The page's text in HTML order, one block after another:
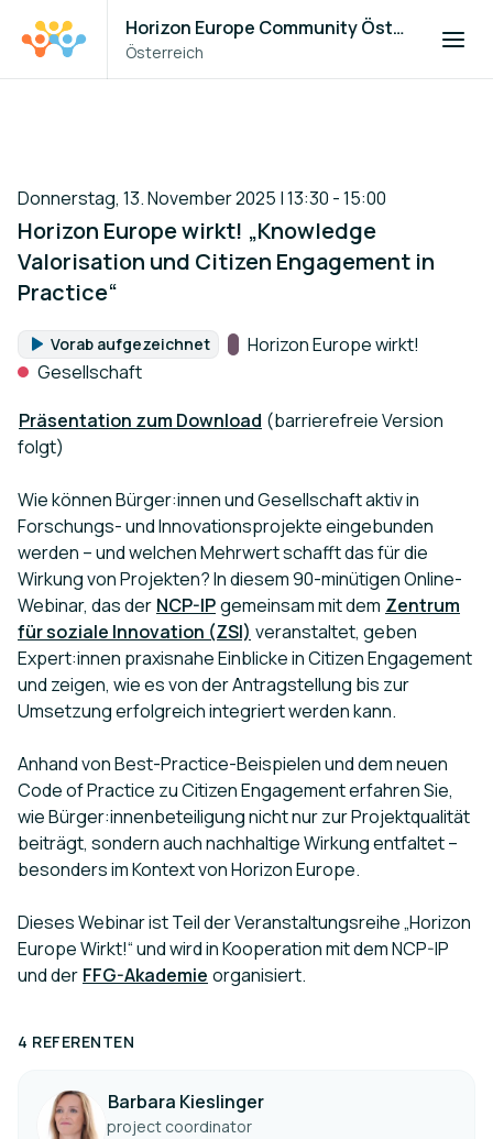
Horizon Europe Community Österreich
Österreich
Donnerstag, 13. November 2025 | 13:30 - 15:00
Horizon Europe wirkt! „Knowledge
Valorisation und Citizen Engagement in
Practice“
Format:
Vorab aufgezeichnet Kategorie:
Horizon Europe wirkt!
Gesellschaft
Präsentation zum Download (barrierefreie Version
folgt)
Wie können Bürger:innen und Gesellschaft aktiv in
Forschungs- und Innovationsprojekte eingebunden
werden – und welchen Mehrwert schafft das für die
Wirkung von Projekten? In diesem 90-minütigen Online-
Webinar, das der NCP-IPgemeinsam mit dem Zentrum
für soziale Innovation (ZSI) veranstaltet, geben
Expert:innen praxisnahe Einblicke in Citizen Engagement
und zeigen, wie es von der Antragstellung bis zur
Umsetzung erfolgreich integriert werden kann.
Anhand von Best-Practice-Beispielen und dem neuen
Code of Practice zuCitizen Engagementerfahren Sie,
wie Bürger:innenbeteiligung nicht nur zur Projektqualität
beiträgt, sondern auch nachhaltige Wirkung entfaltet –
besonders im Kontext von Horizon Europe.
Dieses Webinar ist Teil der Veranstaltungsreihe „Horizon
Europe Wirkt!“ und wird in Kooperation mit dem NCP-IP
und der FFG-Akademie organisiert.
4 REFERENTEN
Barbara Kieslinger
project coordinator